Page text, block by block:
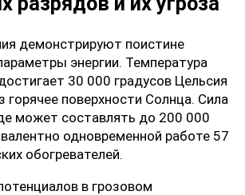
демонстрируют поистине
энергии. Температура
30 000 градусов Цельсия
горячее поверхности Солнца. Сила
может составлять до 200 000
одновременной работе 57
обогревателей.
в грозовом